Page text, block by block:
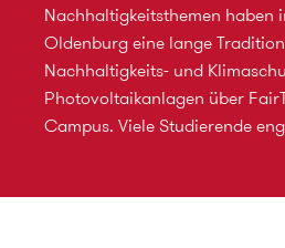
Nachhaltigkeitsthemen haben
Oldenburg eine lange
Nachhaltigkeits- und
Photovoltaikanlagen über
Campus. Viele Studierende